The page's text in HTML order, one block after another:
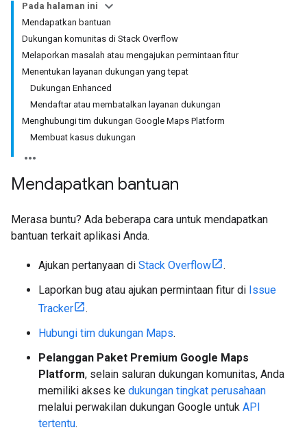
Pada halaman ini
Mendapatkan bantuan
Dukungan komunitas di Stack Overflow
Melaporkan masalah atau mengajukan permintaan fitur
Menentukan layanan dukungan yang tepat
Dukungan Enhanced
Mendaftar atau membatalkan layanan dukungan
Menghubungi tim dukungan Google Maps Platform
Membuat kasus dukungan
Mendapatkan bantuan
Merasa buntu? Ada beberapa cara untuk mendapatkan
bantuan terkait aplikasi Anda.
Ajukan pertanyaan di Stack Overflow
.
Laporkan bug atau ajukan permintaan fitur di Issue
Tracker
.
Hubungi tim dukungan Maps.
Pelanggan Paket Premium Google Maps
Platform, selain saluran dukungan komunitas, Anda
memiliki akses ke dukungan tingkat perusahaan
melalui perwakilan dukungan Google untuk API
tertentu.